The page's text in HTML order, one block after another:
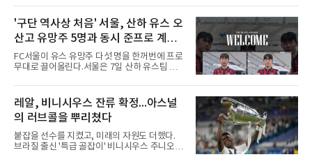
비판이 홍 전 감독에게 집중됐지만 경찰의 시선
은 다른 곳을 향한다. 성적 부진과 별개로 선임
과정에 부당함이 있었는지가 수사의 본류다.7일
연합뉴스 취재를 종합하면 서울경찰청 광역수사
단 금융범죄수사대는 전날 축구협회 사무실 등
을 압수수색해 감독 선임 관련 자료를 다수 확보
했다. 특히 감독 후보를 검토해 이사회에 추천하
독을 1순위 후보로 정하고 검증한 과정, 이사회
의 최종 승인 경위를 살
'구단 역사상 처음' 서울, 산하 유스 오
산고 유망주 5명과 동시 준프로 계
약...ACL2 겨냥
FC서울이 유스 유망주 다섯 명을 한꺼번에 프로
무대로 끌어올린다.서울은 7일 산하 유스팀 서
다고 밝혔다. 한 번에 다섯 명과 계약한 것은 구
단 역사상 처음으로, 3학년 김강준·신지섭·이서
현·정현웅과 2학년 정하원이 대상이다.오산고의
성적이 배경이 됐다. 올 시즌 백운기 전국 고등학
교 축구대회와 코리아풋볼파크 U-18 챔피언스
컵, K리그 U-17 챔피언십을 잇달아 제패했다.시
기도 맞물렸다. 서울은 9월 시작하는 아시아축
레알, 비니시우스 잔류 확정...아스널
의 러브콜을 뿌리쳤다
붙잡을 선수를 지켰고, 미래의 자원도 더했다.
브라질 출신 '특급 골잡이' 비니시우스 주니오르